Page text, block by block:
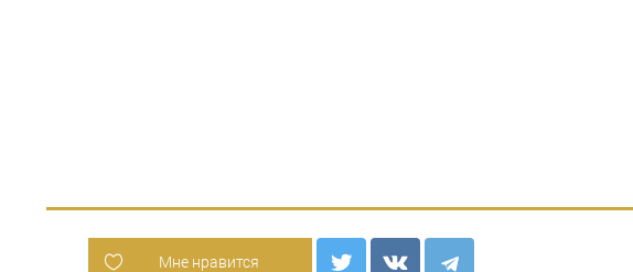
Мне нравится